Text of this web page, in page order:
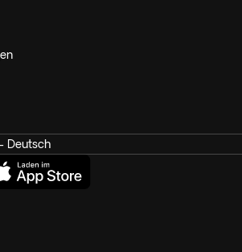
Deutsch